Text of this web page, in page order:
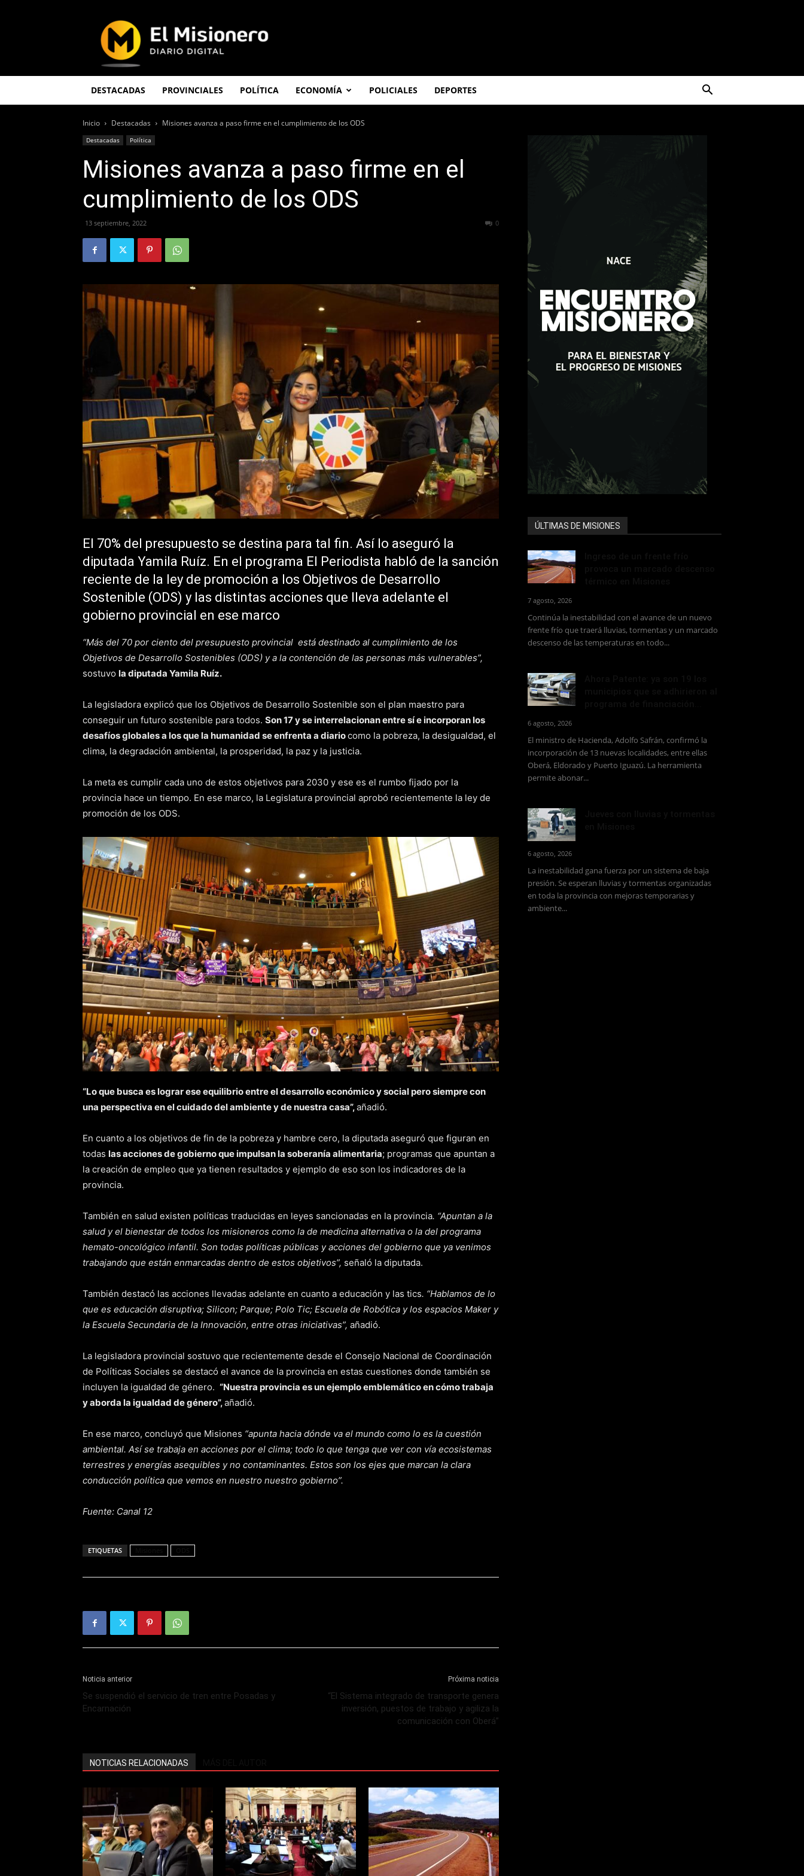
Misionero
DESTACADAS PROVINCIALES POLÍTICA ECONOMÍA POLICIALES DEPORTES
Inicio Destacadas Misiones avanza a paso firme en el cumplimiento de los ODS
Destacadas Política
Misiones avanza a paso firme en el
cumplimiento de los ODS
13 septiembre, 2022 0
El 70% del presupuesto se destina para tal fin. Así lo aseguró la
diputada Yamila Ruíz. En el programa El Periodista habló de la sanción
reciente de la ley de promoción a los Objetivos de Desarrollo
Sostenible (ODS) y las distintas acciones que lleva adelante el
gobierno provincial en ese marco
“Más del 70 por ciento del presupuesto provincial está destinado al cumplimiento de los
Objetivos de Desarrollo Sostenibles (ODS) y a la contención de las personas más vulnerables”,
sostuvo la diputada Yamila Ruíz.
La legisladora explicó que los Objetivos de Desarrollo Sostenible son el plan maestro para
conseguir un futuro sostenible para todos. Son 17 y se interrelacionan entre sí e incorporan los
desafíos globales a los que la humanidad se enfrenta a diariocomo la pobreza, la desigualdad, el
clima, la degradación ambiental, la prosperidad, la paz y la justicia.
La meta es cumplir cada uno de estos objetivos para 2030 y ese es el rumbo fijado por la
provincia hace un tiempo. En ese marco, la Legislatura provincial aprobó recientemente la ley de
promoción de los ODS.
“Lo que busca es lograr ese equilibrio entre el desarrollo económico y social pero siempre con
una perspectiva en el cuidado del ambiente y de nuestra casa”,añadió.
En cuanto a los objetivos de fin de la pobreza y hambre cero, la diputada aseguró que figuran en
todas las acciones de gobierno que impulsan la soberanía alimentaria; programas que apuntan a
la creación de empleo que ya tienen resultados y ejemplo de eso son los indicadores de la
provincia.
También en salud existen políticas traducidas en leyes sancionadas en la provincia. “Apuntan a la
salud y el bienestar de todos los misioneros como la de medicina alternativa o la del programa
hemato-oncológico infantil. Son todas políticas públicas y acciones del gobierno que ya venimos
trabajando que están enmarcadas dentro de estos objetivos”, señaló la diputada.
También destacó las acciones llevadas adelante en cuanto a educación y las tics. “Hablamos de lo
que es educación disruptiva; Silicon; Parque; Polo Tic; Escuela de Robótica y los espacios Maker y
la Escuela Secundaria de la Innovación, entre otras iniciativas”, añadió.
La legisladora provincial sostuvo que recientemente desde el Consejo Nacional de Coordinación
de Políticas Sociales se destacó el avance de la provincia en estas cuestiones donde también se
incluyen la igualdad de género. “Nuestra provincia es un ejemplo emblemático en cómo trabaja
y aborda la igualdad de género”,añadió.
En ese marco, concluyó que Misiones “apunta hacia dónde va el mundo como lo es la cuestión
ambiental. Así se trabaja en acciones por el clima; todo lo que tenga que ver con vía ecosistemas
terrestres y energías asequibles y no contaminantes. Estos son los ejes que marcan la clara
conducción política que vemos en nuestro nuestro gobierno”.
Fuente: Canal 12
ETIQUETAS
Noticia anterior
Se suspendió el servicio de tren entre Posadas y
Encarnación
Próxima noticia
“El Sistema integrado de transporte genera
inversión, puestos de trabajo y agiliza la
comunicación con Oberá”
NOTICIAS RELACIONADAS
ÚLTIMAS DE MISIONES
7 agosto, 2026
Continúa la inestabilidad con el avance de un nuevo
frente frío que traerá lluvias, tormentas y un marcado
descenso de las temperaturas en todo...
6 agosto, 2026
El ministro de Hacienda, Adolfo Safrán, confirmó la
incorporación de 13 nuevas localidades, entre ellas
Oberá, Eldorado y Puerto Iguazú. La herramienta
permite abonar...
6 agosto, 2026
La inestabilidad gana fuerza por un sistema de baja
presión. Se esperan lluvias y tormentas organizadas
en toda la provincia con mejoras temporarias y
ambiente...